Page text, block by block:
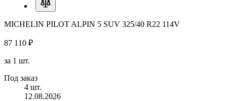
MICHELIN PILOT ALPIN 5 SUV 325/40 R22 114V
87 110 ₽
за 1 шт.
Под заказ
4 шт.
12.08.2026